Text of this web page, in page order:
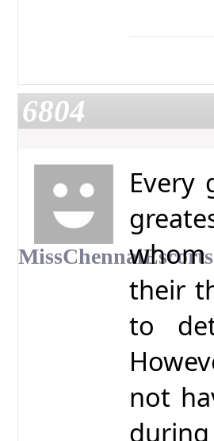
6804
MissChennaiEscorts
Every
their
to
not